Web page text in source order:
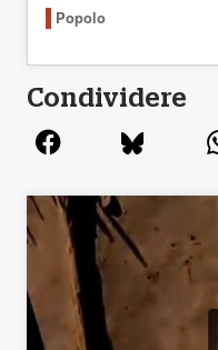
Popolo
Condividere